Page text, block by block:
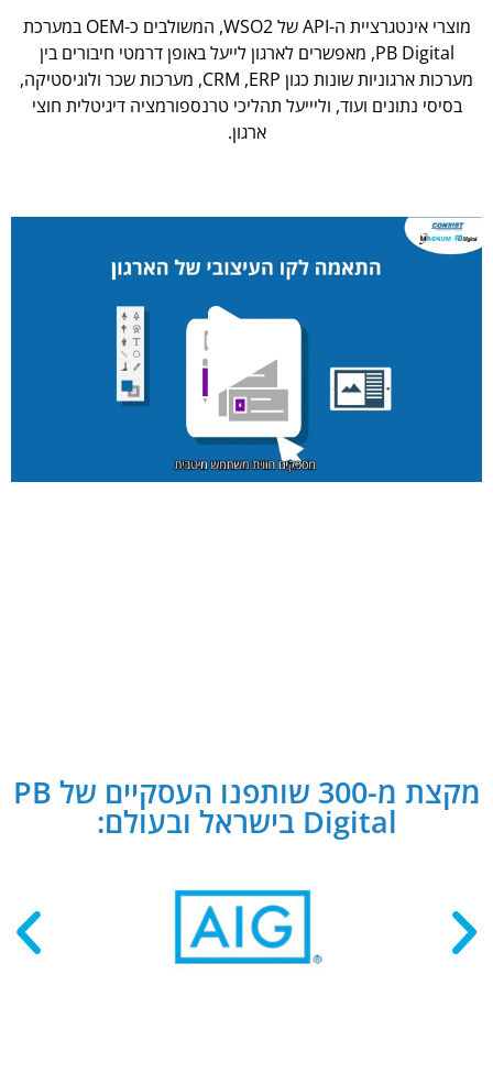
מוצרי אינטגרציית ה-API של WSO2, המשולבים כ-OEM במערכת
PB Digital, מאפשרים לארגון לייעל באופן דרמטי חיבורים בין
מערכות ארגוניות שונות כגון CRM ,ERP, מערכות שכר ולוגיסטיקה,
בסיסי נתונים ועוד, וליייעל תהליכי טרנספורמציה דיגיטלית חוצי
ארגון.
מקצת מ-300 שותפנו העסקיים של PB
Digital בישראל ובעולם: